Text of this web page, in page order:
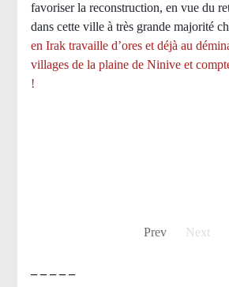
favoriser la reconstruction, en vue du
dans cette ville à très grande majorité
en Irak travaille d’ores et déjà au
villages de la plaine de Ninive et
!
Prev Next
– – – – –